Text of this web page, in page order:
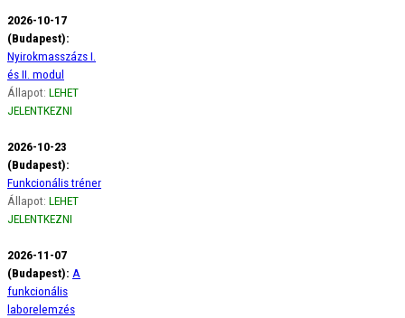
2026-10-17
(Budapest):
Nyirokmasszázs I.
és II. modul
Állapot: LEHET
JELENTKEZNI
2026-10-23
(Budapest):
Funkcionális tréner
Állapot: LEHET
JELENTKEZNI
2026-11-07
(Budapest): A
funkcionális
laborelemzés